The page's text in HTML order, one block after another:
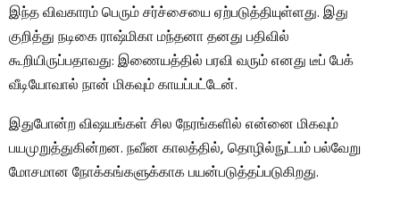
இந்த விவகாரம் பெரும் சர்ச்சையை ஏற்படுத்தியுள்ளது. இது
குறித்து நடிகை ராஷ்மிகா மந்தனா தனது பதிவில்
கூறியிருப்பதாவது: இணையத்தில் பரவி வரும் எனது டீப் பேக்
வீடியோவால் நான் மிகவும் காயப்பட்டேன்.
இதுபோன்ற விஷயங்கள் சில நேரங்களில் என்னை மிகவும்
பயமுறுத்துகின்றன. நவீன காலத்தில், தொழில்நுட்பம் பல்வேறு
மோசமான நோக்கங்களுக்காக பயன்படுத்தப்படுகிறது.